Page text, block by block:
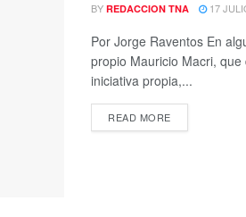
BY REDACCION TNA 17
Por Jorge Raventos En
propio Mauricio Macri,
iniciativa propia,...
READ MOREDETAILS